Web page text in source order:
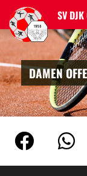
SV DJK
DAMEN